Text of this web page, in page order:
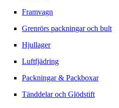
Framvagn
Grenrörs packningar och bult
Hjullager
Luftfjädring
Packningar & Packboxar
Tänddelar och Glödstift